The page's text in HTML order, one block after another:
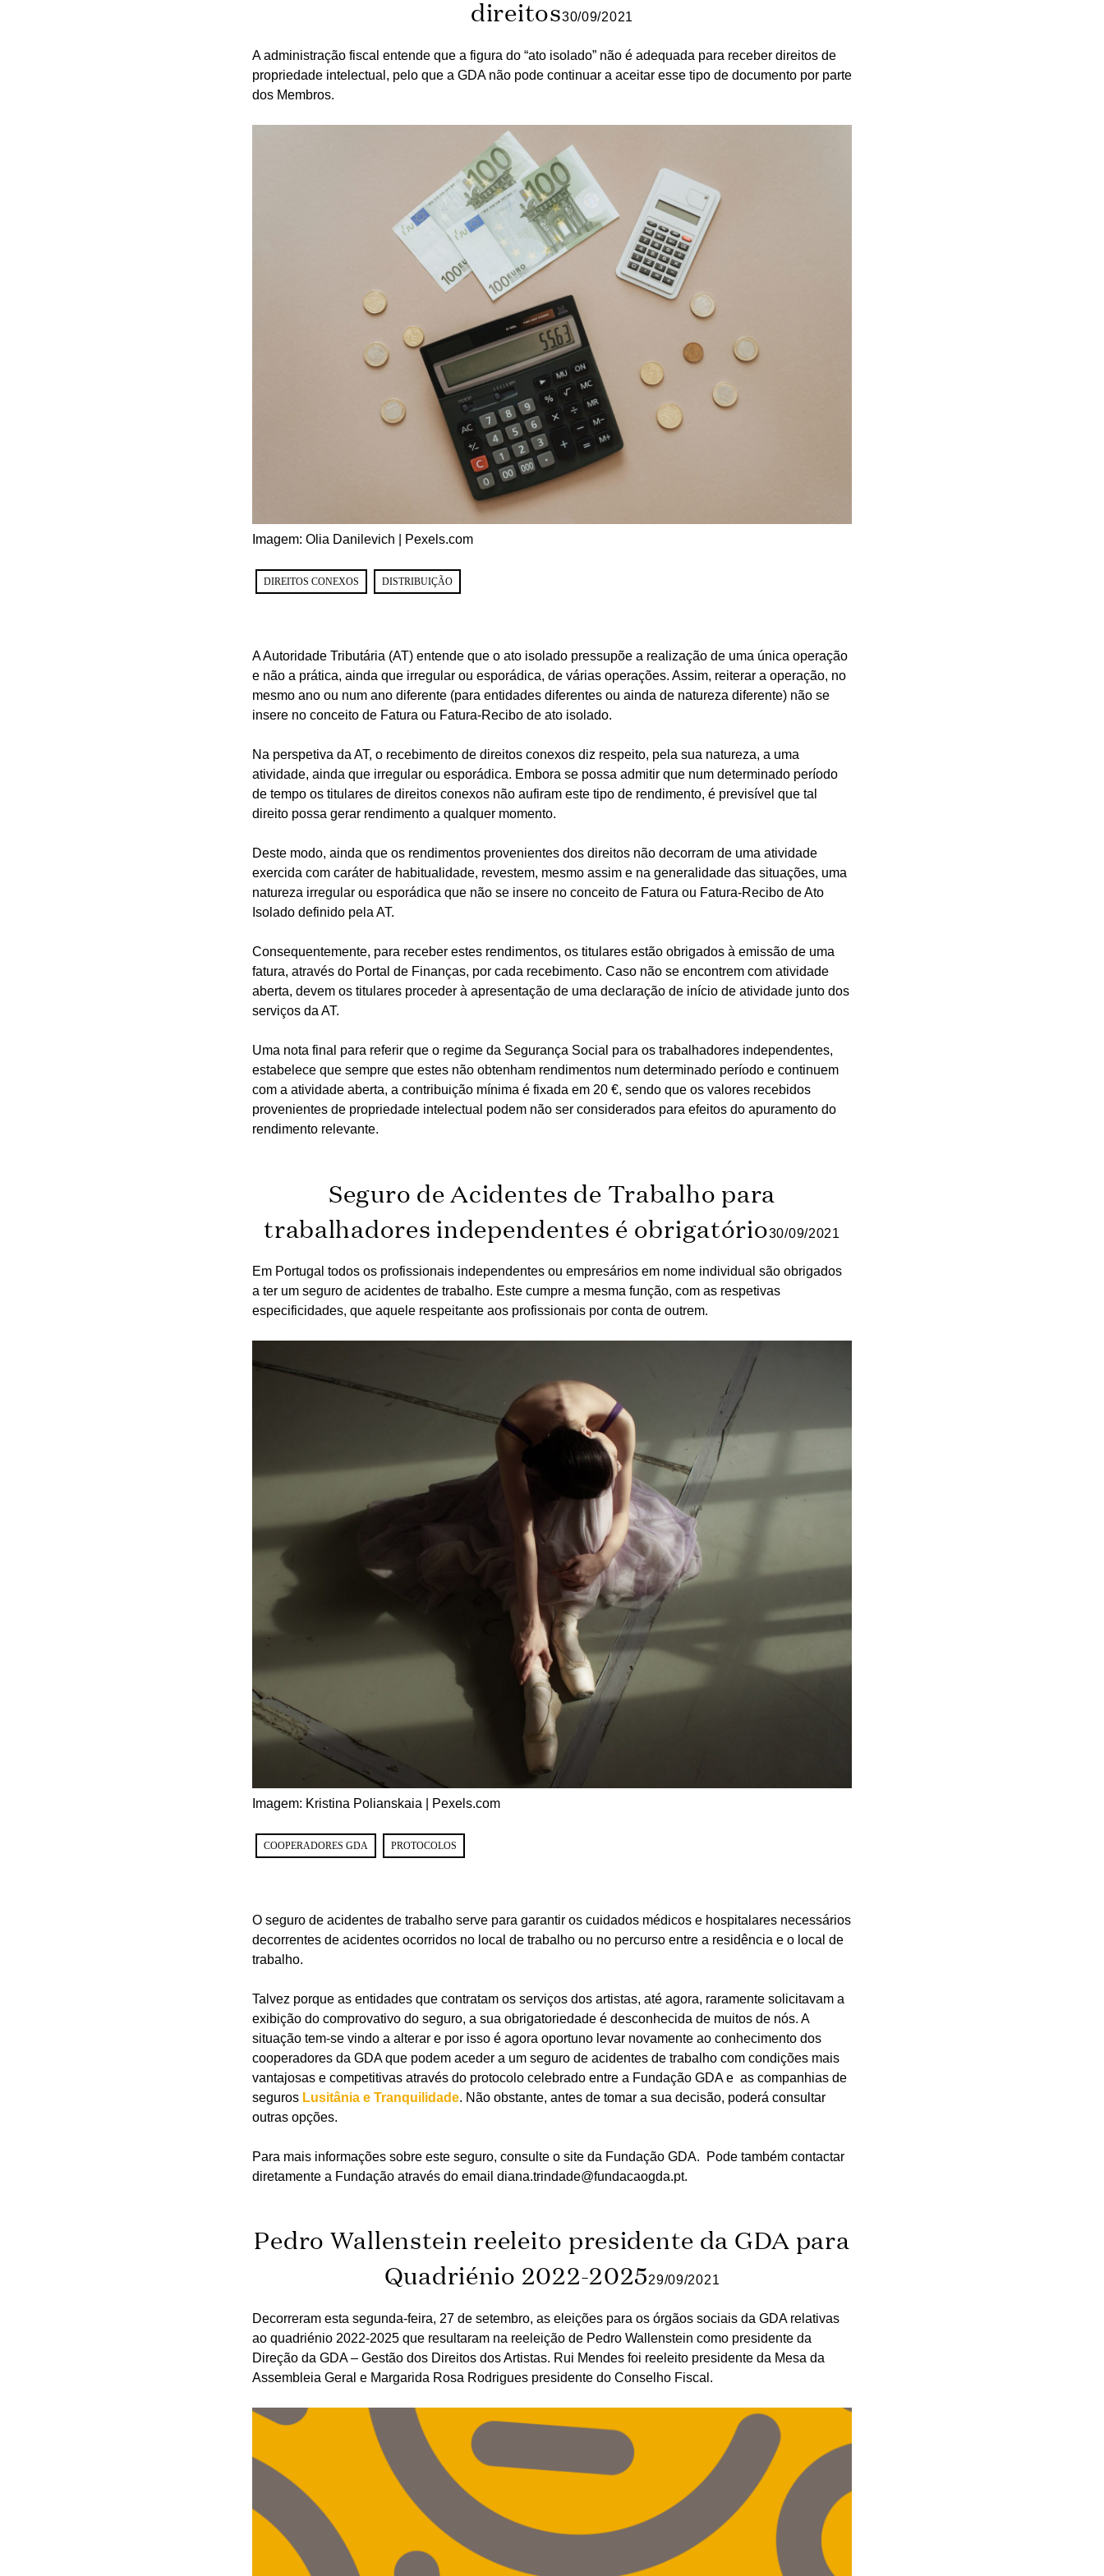
direitos30/09/2021
A administração fiscal entende que a figura do “ato isolado” não é adequada para receber direitos de
propriedade intelectual, pelo que a GDA não pode continuar a aceitar esse tipo de documento por parte
dos Membros.
Imagem: Olia Danilevich | Pexels.com
DIREITOS CONEXOS DISTRIBUIÇÃO
A Autoridade Tributária (AT) entende que o ato isolado pressupõe a realização de uma única operação
e não a prática, ainda que irregular ou esporádica, de várias operações. Assim, reiterar a operação, no
mesmo ano ou num ano diferente (para entidades diferentes ou ainda de natureza diferente) não se
insere no conceito de Fatura ou Fatura-Recibo de ato isolado.
Na perspetiva da AT, o recebimento de direitos conexos diz respeito, pela sua natureza, a uma
atividade, ainda que irregular ou esporádica. Embora se possa admitir que num determinado período
de tempo os titulares de direitos conexos não aufiram este tipo de rendimento, é previsível que tal
direito possa gerar rendimento a qualquer momento.
Deste modo, ainda que os rendimentos provenientes dos direitos não decorram de uma atividade
exercida com caráter de habitualidade, revestem, mesmo assim e na generalidade das situações, uma
natureza irregular ou esporádica que não se insere no conceito de Fatura ou Fatura-Recibo de Ato
Isolado definido pela AT.
Consequentemente, para receber estes rendimentos, os titulares estão obrigados à emissão de uma
fatura, através do Portal de Finanças, por cada recebimento. Caso não se encontrem com atividade
aberta, devem os titulares proceder à apresentação de uma declaração de início de atividade junto dos
serviços da AT.
Uma nota final para referir que o regime da Segurança Social para os trabalhadores independentes,
estabelece que sempre que estes não obtenham rendimentos num determinado período e continuem
com a atividade aberta, a contribuição mínima é fixada em 20 €, sendo que os valores recebidos
provenientes de propriedade intelectual podem não ser considerados para efeitos do apuramento do
rendimento relevante.
Seguro de Acidentes de Trabalho para
trabalhadores independentes é obrigatório30/09/2021
Em Portugal todos os profissionais independentes ou empresários em nome individual são obrigados
a ter um seguro de acidentes de trabalho. Este cumpre a mesma função, com as respetivas
especificidades, que aquele respeitante aos profissionais por conta de outrem.
Imagem: Kristina Polianskaia | Pexels.com
COOPERADORES GDA PROTOCOLOS
O seguro de acidentes de trabalho serve para garantir os cuidados médicos e hospitalares necessários
decorrentes de acidentes ocorridos no local de trabalho ou no percurso entre a residência e o local de
trabalho.
Talvez porque as entidades que contratam os serviços dos artistas, até agora, raramente solicitavam a
exibição do comprovativo do seguro, a sua obrigatoriedade é desconhecida de muitos de nós. A
situação tem-se vindo a alterar e por isso é agora oportuno levar novamente ao conhecimento dos
cooperadores da GDA que podem aceder a um seguro de acidentes de trabalho com condições mais
vantajosas e competitivas através do protocolo celebrado entre a Fundação GDA e as companhias de
seguros Lusitânia e Tranquilidade. Não obstante, antes de tomar a sua decisão, poderá consultar
outras opções.
Para mais informações sobre este seguro, consulte o site da Fundação GDA. Pode também contactar
diretamente a Fundação através do email diana.trindade@fundacaogda.pt.
Pedro Wallenstein reeleito presidente da GDA para
Quadriénio 2022-202529/09/2021
Decorreram esta segunda-feira, 27 de setembro, as eleições para os órgãos sociais da GDA relativas
ao quadriénio 2022-2025 que resultaram na reeleição de Pedro Wallenstein como presidente da
Direção da GDA – Gestão dos Direitos dos Artistas. Rui Mendes foi reeleito presidente da Mesa da
Assembleia Geral e Margarida Rosa Rodrigues presidente do Conselho Fiscal.